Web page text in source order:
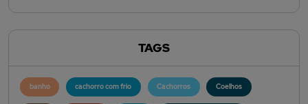
TAGS
banho cachorro com frio Cachorros Coelhos